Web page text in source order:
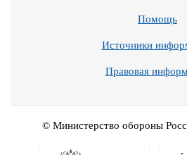
Помощь
Источники
Правовая
© Министерство обороны